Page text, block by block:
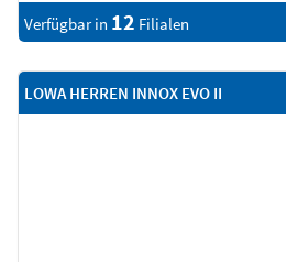
Verfügbar in 12 Filialen
LOWA HERREN INNOX EVO II